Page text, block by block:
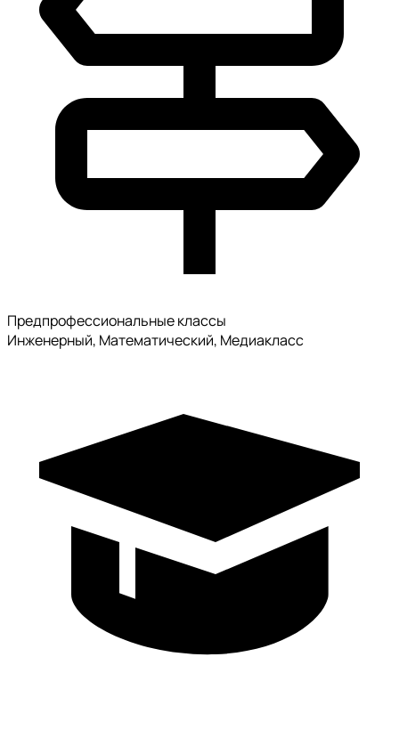
Предпрофессиональные классы
Инженерный, Математический, Медиакласс